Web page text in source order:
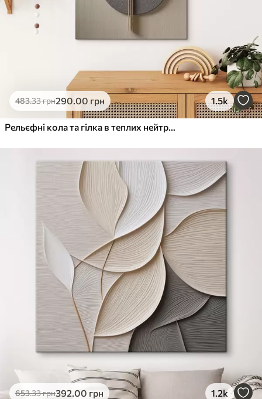
483.33грн290.00 грн 1.5k
Рельєфні кола та гілка в теплих нейтральних тонах
653.33грн392.00 грн 1.2k